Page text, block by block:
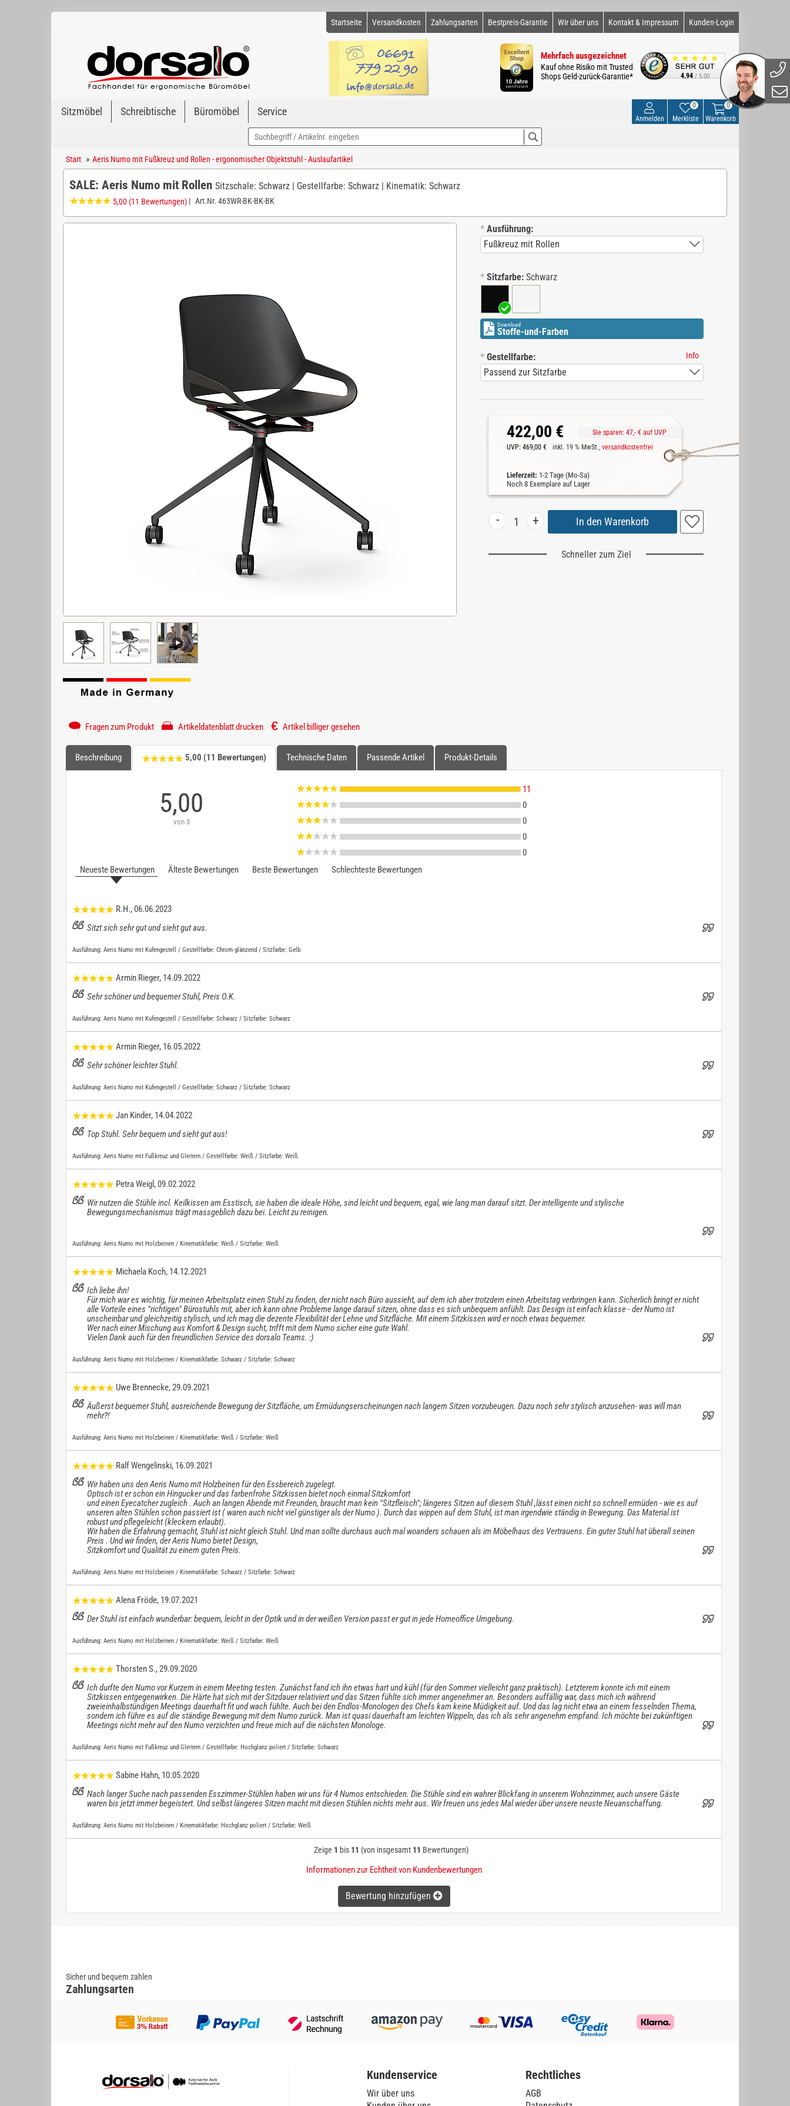
Startseite Versandkosten Zahlungsarten Bestpreis-Garantie Wir über uns Kontakt & Impressum Kunden-Login
Mehrfach ausgezeichnet
Kauf ohne Risiko mit Trusted
Shops Geld-zurück-Garantie*
4.94 / 5.00
Sitzmöbel Schreibtische Büromöbel Service
0
Warenkorb
Merkliste
0
Anmelden
Start » Aeris Numo mit Fußkreuz und Rollen - ergonomischer Objektstuhl - Auslaufartikel
SALE: Aeris Numo mit Rollen Sitzschale: Schwarz | Gestellfarbe: Schwarz | Kinematik: Schwarz
5,00 (11 Bewertungen) | Art.Nr. 463WR-BK-BK-BK
* Ausführung:
* Sitzfarbe: Schwarz
Download
Stoffe-und-Farben
* Gestellfarbe: Info
422,00 € Sie sparen: 47,- € auf UVP
UVP: 469,00 € inkl. 19 % MwSt., versandkostenfrei
Lieferzeit: 1-2 Tage (Mo-Sa)
Noch 8 Exemplare auf Lager
- +
Schneller zum Ziel
Fragen zum Produkt Artikeldatenblatt drucken Artikel billiger gesehen
Beschreibung 5,00 (11 Bewertungen) Technische Daten Passende Artikel Produkt-Details
5,00
von 5
11
0
0
0
0
Neueste Bewertungen
Älteste Bewertungen Beste Bewertungen Schlechteste Bewertungen
R.H., 06.06.2023
Sitzt sich sehr gut und sieht gut aus.
Ausführung: Aeris Numo mit Kufengestell / Gestellfarbe: Chrom glänzend / Sitzfarbe: Gelb
Armin Rieger, 14.09.2022
Sehr schöner und bequemer Stuhl, Preis O.K.
Ausführung: Aeris Numo mit Kufengestell / Gestellfarbe: Schwarz / Sitzfarbe: Schwarz
Armin Rieger, 16.05.2022
Sehr schöner leichter Stuhl.
Ausführung: Aeris Numo mit Kufengestell / Gestellfarbe: Schwarz / Sitzfarbe: Schwarz
Jan Kinder, 14.04.2022
Top Stuhl. Sehr bequem und sieht gut aus!
Ausführung: Aeris Numo mit Fußkreuz und Gleitern / Gestellfarbe: Weiß / Sitzfarbe: Weiß
Petra Weigl , 09.02.2022
Wir nutzen die Stühle incl. Keilkissen am Esstisch, sie haben die ideale Höhe, sind leicht und bequem, egal, wie lang man darauf sitzt. Der intelligente und stylische
Bewegungsmechanismus trägt massgeblich dazu bei. Leicht zu reinigen.
Ausführung: Aeris Numo mit Holzbeinen / Kinematikfarbe: Weiß / Sitzfarbe: Weiß
Michaela Koch, 14.12.2021
Ich liebe ihn!
Für mich war es wichtig, für meinen Arbeitsplatz einen Stuhl zu finden, der nicht nach Büro aussieht, auf dem ich aber trotzdem einen Arbeitstag verbringen kann. Sicherlich bringt er nicht
alle Vorteile eines "richtigen" Bürostuhls mit, aber ich kann ohne Probleme lange darauf sitzen, ohne dass es sich unbequem anfühlt. Das Design ist einfach klasse - der Numo ist
unscheinbar und gleichzeitig stylisch, und ich mag die dezente Flexibilität der Lehne und Sitzfläche. Mit einem Sitzkissen wird er noch etwas bequemer.
Wer nach einer Mischung aus Komfort & Design sucht, trifft mit dem Numo sicher eine gute Wahl.
Vielen Dank auch für den freundlichen Service des dorsalo Teams. :)
Ausführung: Aeris Numo mit Holzbeinen / Kinematikfarbe: Schwarz / Sitzfarbe: Schwarz
Uwe Brennecke, 29.09.2021
Äußerst bequemer Stuhl, ausreichende Bewegung der Sitzfläche, um Ermüdungserscheinungen nach langem Sitzen vorzubeugen. Dazu noch sehr stylisch anzusehen- was will man
mehr?!
Ausführung: Aeris Numo mit Holzbeinen / Kinematikfarbe: Weiß / Sitzfarbe: Weiß
Ralf Wengelinski, 16.09.2021
Wir haben uns den Aeris Numo mit Holzbeinen für den Essbereich zugelegt.
Optisch ist er schon ein Hingucker und das farbenfrohe Sitzkissen bietet noch einmal Sitzkomfort
und einen Eyecatcher zugleich . Auch an langen Abende mit Freunden, braucht man kein "Sitzfleisch"; längeres Sitzen auf diesem Stuhl ,lässt einen nicht so schnell ermüden - wie es auf
unseren alten Stühlen schon passiert ist ( waren auch nicht viel günstiger als der Numo ). Durch das wippen auf dem Stuhl, ist man irgendwie ständig in Bewegung. Das Material ist
robust und pflegeleicht (kleckern erlaubt).
Wir haben die Erfahrung gemacht, Stuhl ist nicht gleich Stuhl. Und man sollte durchaus auch mal woanders schauen als im Möbelhaus des Vertrauens. Ein guter Stuhl hat überall seinen
Preis . Und wir finden, der Aeris Numo bietet Design,
Sitzkomfort und Qualität zu einem guten Preis.
Ausführung: Aeris Numo mit Holzbeinen / Kinematikfarbe: Schwarz / Sitzfarbe: Schwarz
Alena Fröde, 19.07.2021
Der Stuhl ist einfach wunderbar: bequem, leicht in der Optik und in der weißen Version passt er gut in jede Homeoffice Umgebung.
Ausführung: Aeris Numo mit Holzbeinen / Kinematikfarbe: Weiß / Sitzfarbe: Weiß
Thorsten S., 29.09.2020
Ich durfte den Numo vor Kurzem in einem Meeting testen. Zunächst fand ich ihn etwas hart und kühl (für den Sommer vielleicht ganz praktisch). Letzterem konnte ich mit einem
Sitzkissen entgegenwirken. Die Härte hat sich mit der Sitzdauer relativiert und das Sitzen fühlte sich immer angenehmer an. Besonders auffällig war, dass mich ich während
zweieinhalbstündigen Meetings dauerhaft fit und wach fühlte. Auch bei den Endlos-Monologen des Chefs kam keine Müdigkeit auf. Und das lag nicht etwa an einem fesselnden Thema,
sondern ich führe es auf die ständige Bewegung mit dem Numo zurück. Man ist quasi dauerhaft am leichten Wippeln, das ich als sehr angenehm empfand. Ich möchte bei zukünftigen
Meetings nicht mehr auf den Numo verzichten und freue mich auf die nächsten Monologe.
Ausführung: Aeris Numo mit Fußkreuz und Gleitern / Gestellfarbe: Hochglanz poliert / Sitzfarbe: Schwarz
Sabine Hahn, 10.05.2020
Nach langer Suche nach passenden Esszimmer-Stühlen haben wir uns für 4 Numos entschieden. Die Stühle sind ein wahrer Blickfang in unserem Wohnzimmer, auch unsere Gäste
waren bis jetzt immer begeistert. Und selbst längeres Sitzen macht mit diesen Stühlen nichts mehr aus. Wir freuen uns jedes Mal wieder über unsere neuste Neuanschaffung.
Ausführung: Aeris Numo mit Holzbeinen / Kinematikfarbe: Hochglanz poliert / Sitzfarbe: Weiß
Zeige 1 bis 11 (von insgesamt 11 Bewertungen)
Informationen zur Echtheit von Kundenbewertungen
Bewertung hinzufügen
Sicher und bequem zahlen
Zahlungsarten
Kundenservice
Wir über uns
Rechtliches
AGB